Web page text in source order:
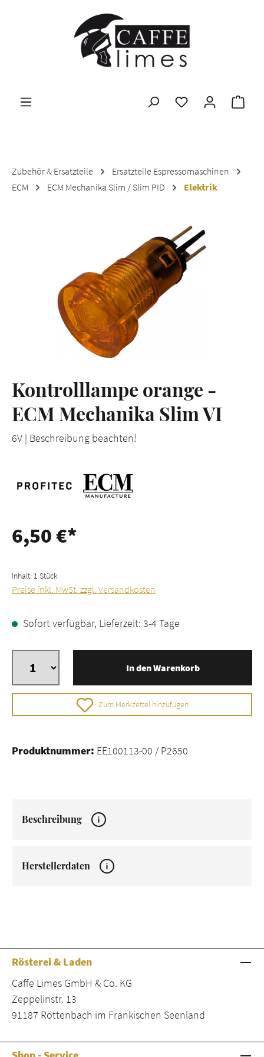
Zum Hauptinhalt springen
Zubehör & Ersatzteile
Ersatzteile Espressomaschinen
ECM
ECM Mechanika Slim / Slim PID Elektrik
Kontrolllampe orange -
ECM Mechanika Slim VI
6V | Beschreibung beachten!
6,50 €*
Inhalt: 1 Stück
Preise inkl. MwSt. zzgl. Versandkosten
Sofort verfügbar, Lieferzeit: 3-4 Tage
In den Warenkorb
Zum Merkzettel hinzufügen
Produktnummer: EE100113-00 / P2650
Beschreibung
Herstellerdaten
Rösterei & Laden
Caffe Limes GmbH & Co. KG
Zeppelinstr. 13
91187 Röttenbach im Fränkischen Seenland